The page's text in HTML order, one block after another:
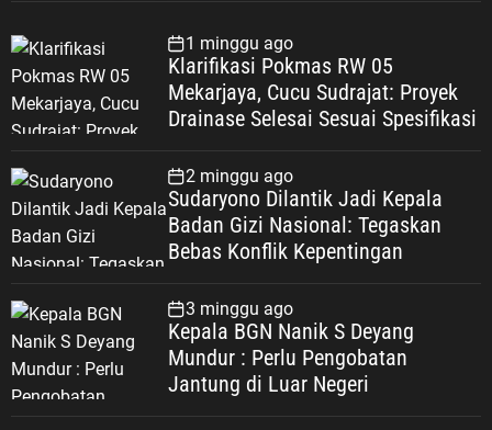
1 minggu ago
Klarifikasi Pokmas RW 05
Mekarjaya, Cucu Sudrajat: Proyek
Drainase Selesai Sesuai Spesifikasi
2 minggu ago
Sudaryono Dilantik Jadi Kepala
Badan Gizi Nasional: Tegaskan
Bebas Konflik Kepentingan
3 minggu ago
Kepala BGN Nanik S Deyang
Mundur : Perlu Pengobatan
Jantung di Luar Negeri